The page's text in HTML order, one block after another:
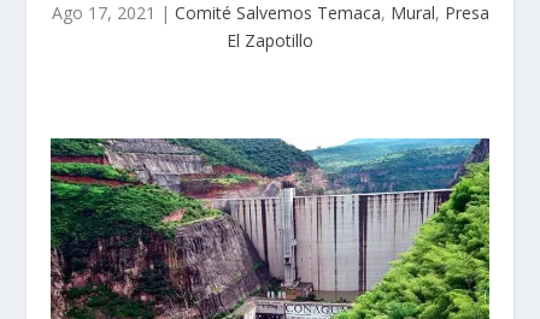
Ago 17, 2021 | Comité Salvemos Temaca, Mural, Presa
El Zapotillo